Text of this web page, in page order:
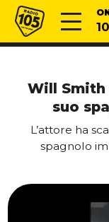
Vai al contenuto
Radio 105
Will Smith
suo
L’attore ha
spagnolo